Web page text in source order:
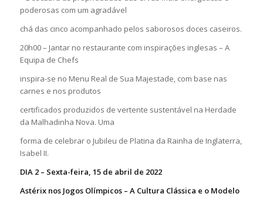
poderosas com um agradável
chá das cinco acompanhado pelos saborosos doces caseiros.
20h00 – Jantar no restaurante com inspirações inglesas – A
Equipa de Chefs
inspira-se no Menu Real de Sua Majestade, com base nas
carnes e nos produtos
certificados produzidos de vertente sustentável na Herdade
da Malhadinha Nova. Uma
forma de celebrar o Jubileu de Platina da Rainha de Inglaterra,
Isabel II.
DIA 2 – Sexta-feira, 15 de abril de 2022
Astérix nos Jogos Olímpicos – A Cultura Clássica e o Modelo